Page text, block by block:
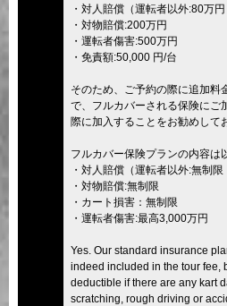
・対人賠償（運転者以外:80万円
・対物賠償:200万円
・運転者傷害:500万円
・免責額:50,000 円/台
そのため、ご予約の際に追加料
で、フルカバーされる保険にご
際に加入することをお勧めして
フルカバー保険プランの内容は
・対人賠償（運転者以外:無制限
・対物賠償:無制限
・カート損害：無制限
・運転者傷害:最高3,000万円
Yes. Our standard insurance
indeed included in the tour fee,
deductible if there are any kart
scratching, rough driving or